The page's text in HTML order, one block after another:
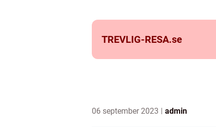
TREVLIG-RESA.se
06 september 2023 admin